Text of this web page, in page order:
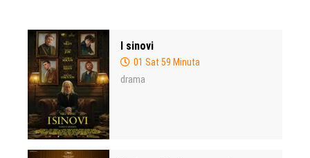
I sinovi
01 Sat 59 Minuta
drama